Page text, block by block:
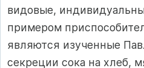
видовые,
примером
являются изученные
секреции сока на хлеб,